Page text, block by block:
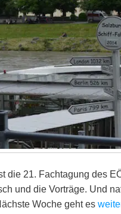
die 21. Fachtagung des
und die Vorträge. Und
Woche geht es Es